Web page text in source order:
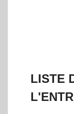
LISTE